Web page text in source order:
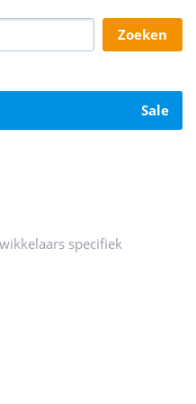
zoeken
sale
specifiek